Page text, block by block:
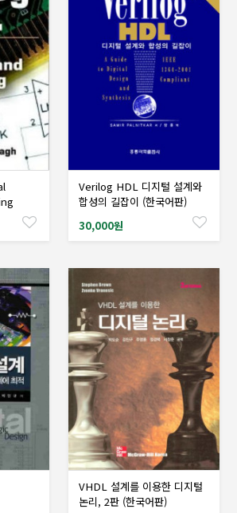
샘플도서신청
Verilog HDL 디지털 설계와
합성의 길잡이 (한국어판)
30,000원
샘플도서신청
VHDL 설계를 이용한 디지털
논리, 2판 (한국어판)